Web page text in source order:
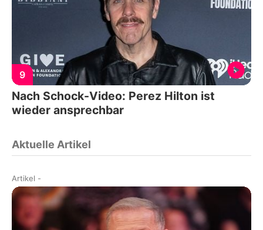
9
Nach Schock-Video: Perez Hilton ist
wieder ansprechbar
Aktuelle Artikel
Artikel -